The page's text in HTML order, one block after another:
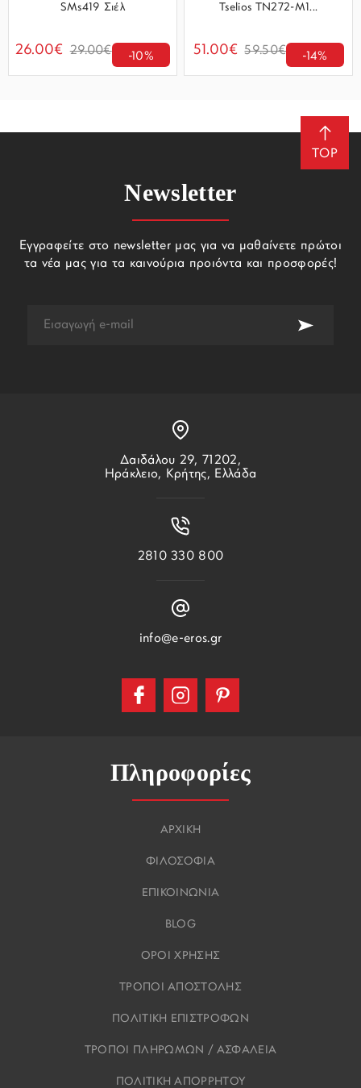
SMs419 Σιέλ
26.00€ 29.00€ -10%
Tselios TN272-M1...
51.00€ 59.50€ -14%
TOP
Πληροφορίες
ΑΡΧΙΚΗ
ΦΙΛΟΣΟΦΙΑ
ΕΠΙΚΟΙΝΩΝΙΑ
BLOG
ΟΡΟΙ ΧΡΗΣΗΣ
ΤΡΟΠΟΙ ΑΠΟΣΤΟΛΗΣ
ΠΟΛΙΤΙΚΗ ΕΠΙΣΤΡΟΦΩΝ
ΤΡΟΠΟΙ ΠΛΗΡΩΜΩΝ / ΑΣΦΑΛΕΙΑ
ΠΟΛΙΤΙΚΗ ΑΠΟΡΡΗΤΟΥ
Δαιδάλου 29, 71202,
Ηράκλειο, Κρήτης, Ελλάδα
2810 330 800
info@e-eros.gr
Newsletter
Εγγραφείτε στο newsletter μας για να μαθαίνετε πρώτοι
τα νέα μας για τα καινούρια προιόντα και προσφορές!